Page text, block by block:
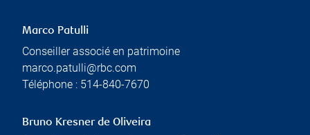
Marco Patulli
Conseiller associé en patrimoine
marco.patulli@rbc.com
Téléphone : 514-840-7670
Bruno Kresner de Oliveira